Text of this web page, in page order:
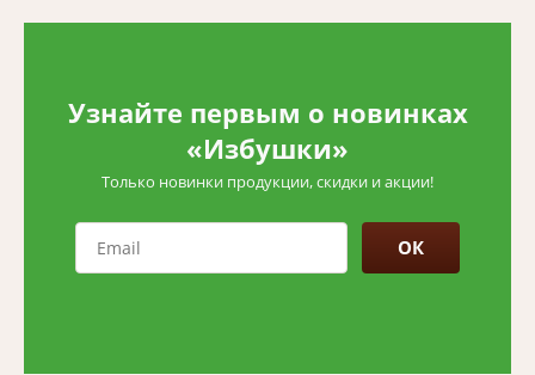
Узнайте первым о новинках
«Избушки»
Только новинки продукции, скидки и акции!
ОК